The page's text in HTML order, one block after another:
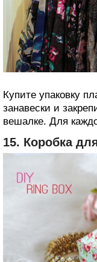
Купите упаковку
занавески и
вешалке. Для
15. Коробка